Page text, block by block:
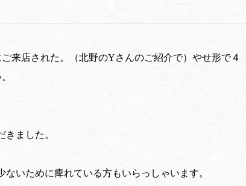
来店された。（北野のYさんのご紹介で）やせ形で４
ました。
いために痺れている方もいらっしゃいます。